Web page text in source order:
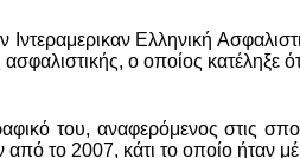
Ιντεραμερικαν Ελληνική
ο οποίος κατέληξε
του, αναφερόμενος στις
το 2007, κάτι το οποίο ήταν